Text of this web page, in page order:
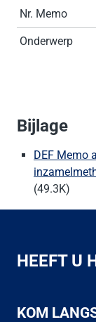
Nr. Memo
Onderwerp
Bijlage
DEF Memo
(49.3K)
HEEFT U
KOM